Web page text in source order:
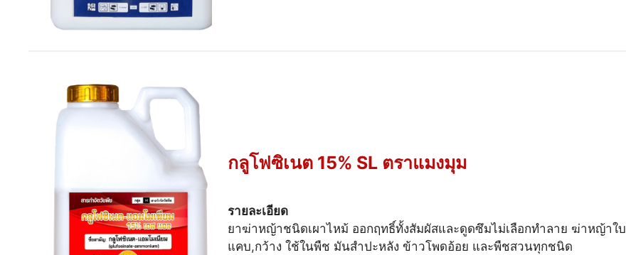
กลูโฟซิเนต 15% SL ตราแมงมุม
รายละเอียด
ยาฆ่าหญ้าชนิดเผาไหม้ ออกฤทธิ์ทั้งสัมผัสและดูดซึมไม่เลือกทำลาย ฆ่าหญ้าใบ
แคบ,กว้าง ใช้ในพืช มันสำปะหลัง ข้าวโพดอ้อย และพืชสวนทุกชนิด